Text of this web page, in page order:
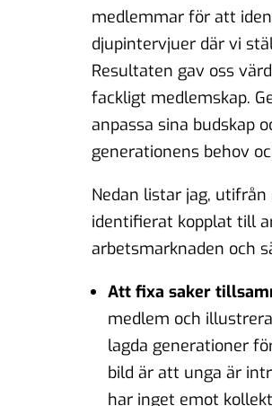
medlemmar för att
djupintervjuer där vi
Resultaten gav oss
fackligt medlemskap.
anpassa sina budskap
generationens behov
Nedan listar jag,
identifierat kopplat till
arbetsmarknaden och
Att fixa saker
medlem och
lagda generationer
bild är att unga är
har inget emot